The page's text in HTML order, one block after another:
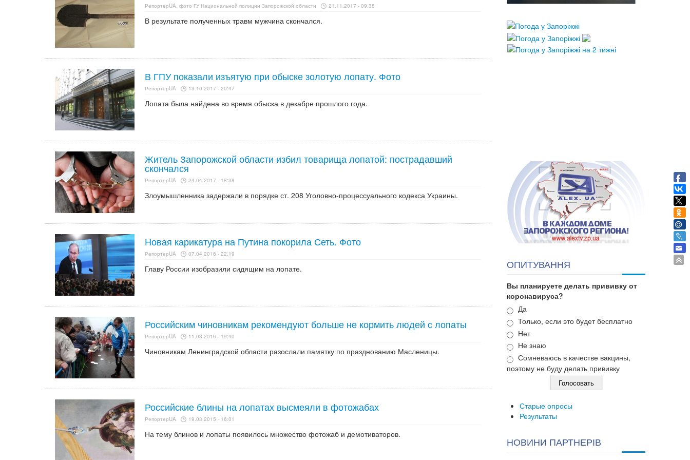
РепортерUA, фото ГУ Национальной полиции Запорожской области 21.11.2017 - 09:38
В результате полученных травм мужчина скончался.
В ГПУ показали изъятую при обыске золотую лопату. Фото
РепортерUA 13.10.2017 - 20:47
Лопата была найдена во время обыска в декабре прошлого года.
Житель Запорожской области избил товарища лопатой: пострадавший
скончался
РепортерUA 24.04.2017 - 18:38
Злоумышленника задержали в порядке ст. 208 Уголовно-процессуального кодекса Украины.
Новая карикатура на Путина покорила Сеть. Фото
РепортерUA 07.04.2016 - 22:19
Главу России изобразили сидящим на лопате.
Российским чиновникам рекомендуют больше не кормить людей с лопаты
РепортерUA 11.03.2016 - 19:40
Чиновникам Ленинградской области разослали памятку по празднованию Масленицы.
Российские блины на лопатах высмеяли в фотожабах
РепортерUA 19.03.2015 - 16:01
На тему блинов и лопаты появилось множество фотожаб и демотиваторов.
ОПИТУВАННЯ
Вы планируете делать прививку от
коронавируса?
Варианты
Да
Только, если это будет бесплатно
Нет
Не знаю
Сомневаюсь в качестве вакцины,
поэтому не буду делать прививку
Старые опросы
Результаты
НОВИНИ ПАРТНЕРІВ